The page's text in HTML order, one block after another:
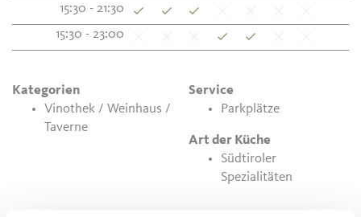
15:30 - 21:30
15:30 - 23:00
Kategorien
Vinothek / Weinhaus /
Taverne
Service
Parkplätze
Art der Küche
Südtiroler
Spezialitäten